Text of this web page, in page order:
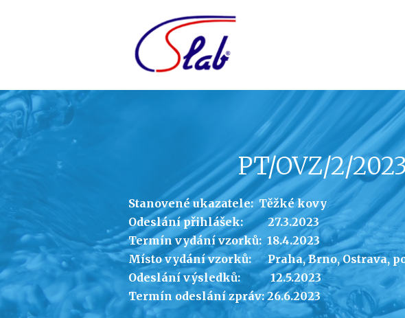
PT/OVZ/2/
Stanovené ukazatele: Těžké kovy
Odeslání přihlášek: 27.3.2023
Termín vydání vzorků: 18.4.2023
Místo vydání vzorků: Praha, Brno, Ostrava,
Odeslání výsledků: 12.5.2023
Termín odeslání zpráv: 26.6.2023